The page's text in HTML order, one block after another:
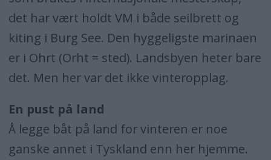
det har vært holdt VM i både seilbrett og
kiting i Burg See. Den hyggeligste marinaen
er i Ohrt (Orht = sted). Landsbyen heter bare
det. Men her var det ikke vinteropplag.
En pust på land
Å legge båt på land for vinteren er noe
ganske annet i Tyskland enn her hjemme.